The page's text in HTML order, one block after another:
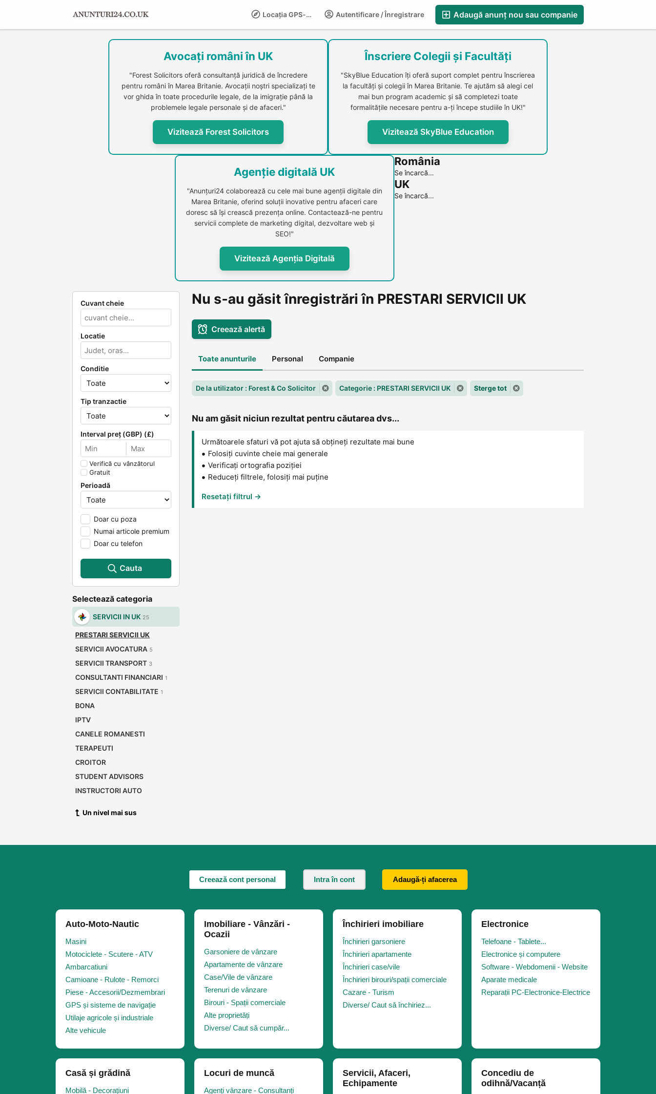
Adaugă anunț nou sau companie
Autentificare / Înregistrare
Locația GPS-LIFE
CompaniesS
Avocați români în UK
"Forest Solicitors oferă consultanță juridică de încredere
pentru români în Marea Britanie. Avocații noștri specializați te
vor ghida în toate procedurile legale, de la imigrație până la
problemele legale personale și de afaceri."
Vizitează Forest Solicitors
Înscriere Colegii și Facultăți
"SkyBlue Education îți oferă suport complet pentru înscrierea
la facultăți și colegii în Marea Britanie. Te ajutăm să alegi cel
mai bun program academic și să completezi toate
formalitățile necesare pentru a-ți începe studiile în UK!"
Vizitează SkyBlue Education
Agenție digitală UK
"Anunțuri24 colaborează cu cele mai bune agenții digitale din
Marea Britanie, oferind soluții inovative pentru afaceri care
doresc să își crească prezența online. Contactează-ne pentru
servicii complete de marketing digital, dezvoltare web și
SEO!"
Vizitează Agenția Digitală
România
Se încarcă...
UK
Se încarcă...
Cuvant cheie
Locatie
Conditie
Tip tranzactie
Interval preț (GBP) (£)
Verifică cu vânzătorul
Gratuit
Perioadă
Doar cu poza
Numai articole premium
Doar cu telefon
Cauta
Selectează categoria
SERVICII IN UK 25
PRESTARI SERVICII UK
SERVICII AVOCATURA 5
SERVICII TRANSPORT 3
CONSULTANTI FINANCIARI 1
SERVICII CONTABILITATE 1
BONA
IPTV
CANELE ROMANESTI
TERAPEUTI
CROITOR
STUDENT ADVISORS
INSTRUCTORI AUTO
AESTETICIAN
SALON DE UNGHII
DOCTORI
MORTGAGE ADVISOR
CALCULATOR - IT 1
SERVICII CURATENIE 6
ASIGURARI
SANATATE - FRUMUSETE -
FITNESS
Un nivel mai sus
Nu s-au găsit înregistrări în PRESTARI SERVICII UK
Creează alertă
Toate anunturile Personal Companie
De la utilizator : Forest & Co Solicitor Categorie : PRESTARI SERVICII UK Sterge tot
Nu am găsit niciun rezultat pentru căutarea dvs...
Următoarele sfaturi vă pot ajuta să obțineți rezultate mai bune
Folosiți cuvinte cheie mai generale
Verificați ortografia poziției
Reduceți filtrele, folosiți mai puține
Resetați filtrul →
Creează cont personal Intra în cont Adaugă-ți afacerea
Auto-Moto-Nautic
Masini
Motociclete - Scutere - ATV
Ambarcatiuni
Camioane - Rulote - Remorci
Piese - Accesorii/Dezmembrari
GPS și sisteme de navigație
Utilaje agricole și industriale
Alte vehicule
Imobiliare - Vânzări -
Ocazii
Garsoniere de vânzare
Apartamente de vânzare
Case/Vile de vânzare
Terenuri de vânzare
Birouri - Spații comerciale
Alte proprietăți
Diverse/ Caut să cumpăr...
Închirieri imobiliare
Închirieri garsoniere
Închirieri apartamente
Închirieri case/vile
Închirieri birouri/spații comerciale
Cazare - Turism
Diverse/ Caut să închiriez...
Electronice
Telefoane - Tablete...
Electronice și computere
Software - Webdomenii - Website
Aparate medicale
Reparații PC-Electronice-Electrice
Casă și grădină
Mobilă - Decorațiuni
Locuri de muncă
Agenți vânzare - Consultanți
Servicii, Afaceri,
Echipamente
Concediu de
odihnă/Vacanță